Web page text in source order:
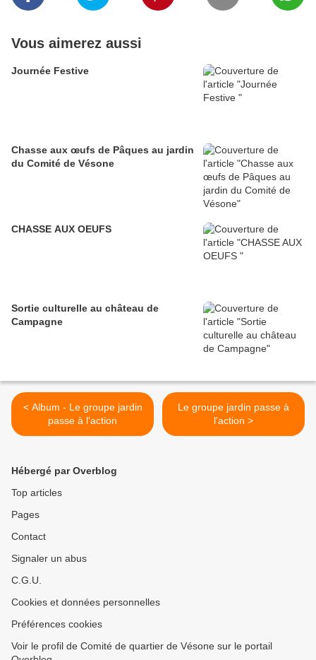
Vous aimerez aussi
Journée Festive
Chasse aux œufs de Pâques au jardin
du Comité de Vésone
CHASSE AUX OEUFS
Sortie culturelle au château de
Campagne
< Album - Le groupe jardin
passe à l'action
Le groupe jardin passe à
l'action >
Hébergé par Overblog
Top articles
Pages
Contact
Signaler un abus
C.G.U.
Cookies et données personnelles
Préférences cookies
Voir le profil de Comité de quartier de Vésone sur le portail